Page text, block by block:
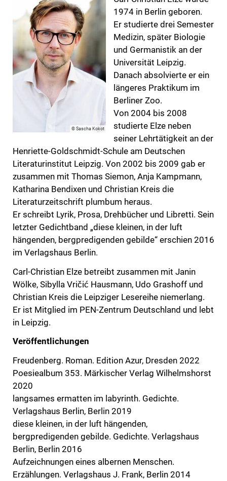
© Sascha Kokot
1974 in Berlin geboren.
Er studierte drei Semester
Medizin, später Biologie
und Germanistik an der
Universität Leipzig.
Danach absolvierte er ein
längeres Praktikum im
Berliner Zoo.
Von 2004 bis 2008
studierte Elze neben
seiner Lehrtätigkeit an der
Henriette-Goldschmidt-Schule am Deutschen
Literaturinstitut Leipzig. Von 2002 bis 2009 gab er
zusammen mit Thomas Siemon, Anja Kampmann,
Katharina Bendixen und Christian Kreis die
Literaturzeitschrift plumbum heraus.
Er schreibt Lyrik, Prosa, Drehbücher und Libretti. Sein
letzter Gedichtband „diese kleinen, in der luft
hängenden, bergpredigenden gebilde“ erschien 2016
im Verlagshaus Berlin.
Carl-Christian Elze betreibt zusammen mit Janin
Wölke, Sibylla Vričić Hausmann, Udo Grashoff und
Christian Kreis die Leipziger Lesereihe niemerlang.
Er ist Mitglied im PEN-Zentrum Deutschland und lebt
in Leipzig.
Veröffentlichungen
Freudenberg. Roman. Edition Azur, Dresden 2022
Poesiealbum 353. Märkischer Verlag Wilhelmshorst
2020
langsames ermatten im labyrinth. Gedichte.
Verlagshaus Berlin, Berlin 2019
diese kleinen, in der luft hängenden,
bergpredigenden gebilde. Gedichte. Verlagshaus
Berlin, Berlin 2016
Aufzeichnungen eines albernen Menschen.
Erzählungen. Verlagshaus J. Frank, Berlin 2014